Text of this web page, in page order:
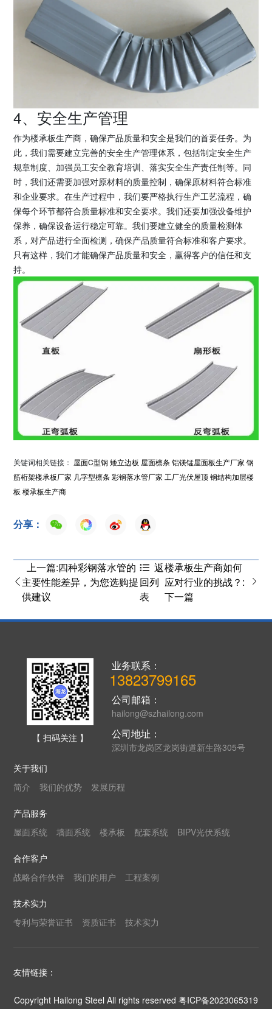
4、安全生产管理
作为楼承板生产商，确保产品质量和安全是我们的首要任务。为
此，我们需要建立完善的安全生产管理体系，包括制定安全生产
规章制度、加强员工安全教育培训、落实安全生产责任制等。同
时，我们还需要加强对原材料的质量控制，确保原材料符合标准
和企业要求。在生产过程中，我们要严格执行生产工艺流程，确
保每个环节都符合质量标准和安全要求。我们还要加强设备维护
保养，确保设备运行稳定可靠。我们要建立健全的质量检测体
系，对产品进行全面检测，确保产品质量符合标准和客户要求。
只有这样，我们才能确保产品质量和安全，赢得客户的信任和支
持。
关键词相关链接： 屋面C型钢 矮立边板 屋面檩条 铝镁锰屋面板生产厂家 钢
筋桁架楼承板厂家 几字型檩条 彩钢落水管厂家 工厂光伏屋顶 钢结构加层楼
板 楼承板生产商
分享：
上一篇:四种彩钢落水管的
主要性能差异，为您选购提
供建议
返
回列
表
楼承板生产商如何
应对行业的挑战？:
下一篇
【 扫码关注 】
业务联系：
13823799165
公司邮箱：
hailong@szhailong.com
公司地址：
深圳市龙岗区龙岗街道新生路305号
关于我们
简介
我们的优势 发展历程
产品服务
屋面系统
墙面系统 楼承板 配套系统 BIPV光伏系统
合作客户
战略合作伙伴
我们的用户 工程案例
技术实力
专利与荣誉证书
资质证书 技术实力
友情链接：
Copyright Hailong Steel All rights reserved 粤ICP备2023065319